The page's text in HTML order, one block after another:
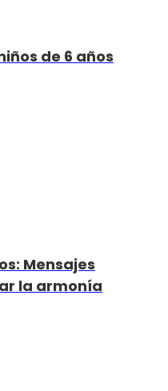
de 6 años
Mensajes
la armonía